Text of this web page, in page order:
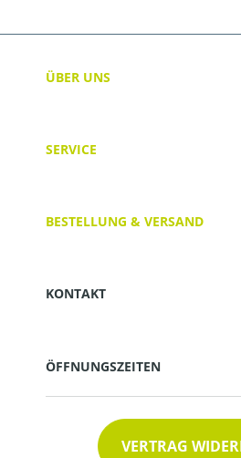
ÜBER UNS
SERVICE
BESTELLUNG & VERSAND
KONTAKT
ÖFFNUNGSZEITEN
VERTRAG